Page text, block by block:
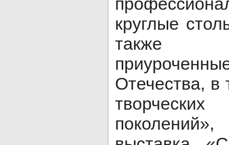
круглые
также
Отечества, в